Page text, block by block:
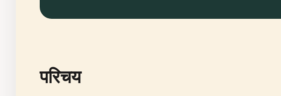
परिचय